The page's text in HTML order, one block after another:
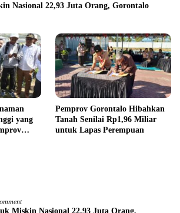
Nasional 22,93 Juta Orang, Gorontalo
yang
Pemprov Gorontalo Hibahkan
Tanah Senilai Rp1,96 Miliar
untuk Lapas Perempuan
Miskin Nasional 22,93 Juta Orang,